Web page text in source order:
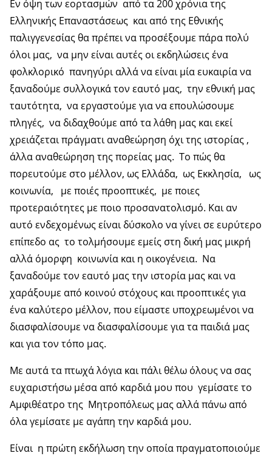
Εν όψη των εορτασμών από τα 200 χρόνια της
Ελληνικής Επαναστάσεως και από της Εθνικής
παλιγγενεσίας θα πρέπει να προσέξουμε πάρα πολύ
όλοι μας, να μην είναι αυτές οι εκδηλώσεις ένα
φολκλορικό πανηγύρι αλλά να είναι μία ευκαιρία να
ξαναδούμε συλλογικά τον εαυτό μας, την εθνική μας
ταυτότητα, να εργαστούμε για να επουλώσουμε
πληγές, να διδαχθούμε από τα λάθη μας και εκεί
χρειάζεται πράγματι αναθεώρηση όχι της ιστορίας ,
άλλα αναθεώρηση της πορείας μας. Το πώς θα
πορευτούμε στο μέλλον, ως Ελλάδα, ως Εκκλησία, ως
κοινωνία, με ποιές προοπτικές, με ποιες
προτεραιότητες με ποιο προσανατολισμό. Και αν
αυτό ενδεχομένως είναι δύσκολο να γίνει σε ευρύτερο
επίπεδο ας το τολμήσουμε εμείς στη δική μας μικρή
αλλά όμορφη κοινωνία και η οικογένεια. Να
ξαναδούμε τον εαυτό μας την ιστορία μας και να
χαράξουμε από κοινού στόχους και προοπτικές για
ένα καλύτερο μέλλον, που είμαστε υποχρεωμένοι να
διασφαλίσουμε να διασφαλίσουμε για τα παιδιά μας
και για τον τόπο μας.
Με αυτά τα πτωχά λόγια και πάλι θέλω όλους να σας
ευχαριστήσω μέσα από καρδιά μου που γεμίσατε το
Αμφιθέατρο της Μητροπόλεως μας αλλά πάνω από
όλα γεμίσατε με αγάπη την καρδιά μου.
Είναι η πρώτη εκδήλωση την οποία πραγματοποιούμε